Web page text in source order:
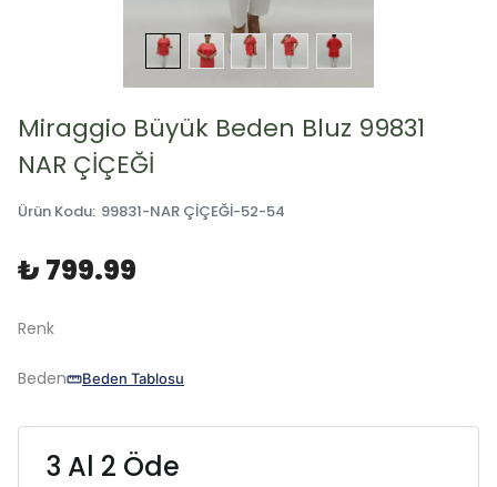
Miraggio Büyük Beden Bluz 99831
NAR ÇİÇEĞİ
Ürün Kodu: 99831-NAR ÇİÇEĞİ-52-54
₺ 799.99
Renk
Beden Beden Tablosu
3 Al 2 Öde